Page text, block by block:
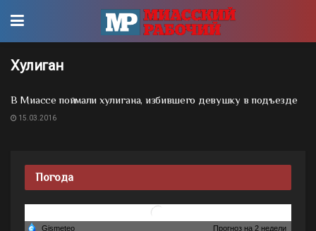
Хулиган
В Миассе поймали хулигана, избившего девушку в подъезде
15.03.2016
Погода